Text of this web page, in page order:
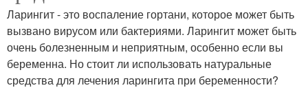
Ларингит - это воспаление гортани, которое может быть
вызвано вирусом или бактериями. Ларингит может быть
очень болезненным и неприятным, особенно если вы
беременна. Но стоит ли использовать натуральные
средства для лечения ларингита при беременности?